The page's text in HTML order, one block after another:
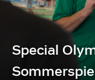
Special